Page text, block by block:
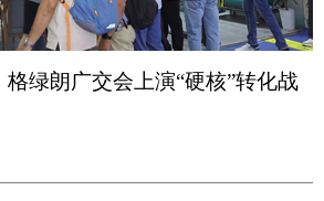
绿朗广交会上演“硬核”转化战